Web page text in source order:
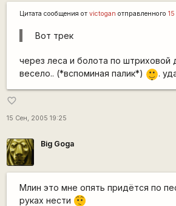
Цитата сообщения от victogan отправленного
Вот трек
через леса и болота по штриховой
весело.. (*вспоминая палик*)
|-)
_)
.
favorite_border
15 Сен, 2005 19:25
Big Goga
Млин это мне опять придётся по
руках нести :-/